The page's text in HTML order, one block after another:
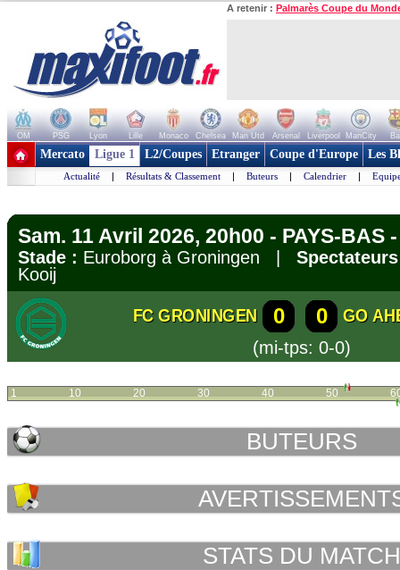
A retenir : Palmarès Coupe du
OM PSG Lyon Lille Monaco Chelsea Man Utd Arsenal Liverpool ManCity
+ de clubs
Mercato Ligue 1 L2/Coupes Etranger Coupe d'Europe Les
Actualité | Résultats & Classement | Buteurs | Calendrier |
Sam. 11 Avril 2026, 20h00 - PAYS-BAS
Stade : Euroborg à Groningen |
Kooij
FC GRONINGEN 0 0
GO
(mi-tps: 0-0)
1 10 20 30 40 50
BUTEURS
STATS DU MATCH